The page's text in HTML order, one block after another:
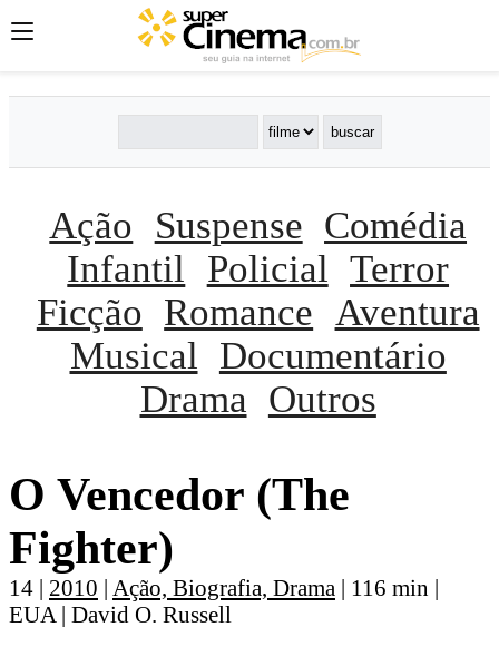
Ação Suspense Comédia
Infantil
Policial Terror
Ficção Romance Aventura
Musical
Documentário
Drama Outros
O Vencedor (The
Fighter)
14 | 2010 | Ação, Biografia, Drama | 116 min |
EUA | David O. Russell